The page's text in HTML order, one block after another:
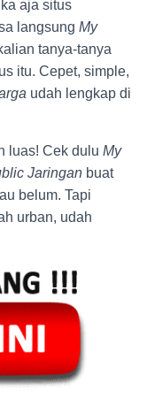
aja situs
langsung My
tanya-tanya
itu. Cepet, simple,
udah lengkap di
luas! Cek dulu My
Jaringan buat
belum. Tapi
urban, udah